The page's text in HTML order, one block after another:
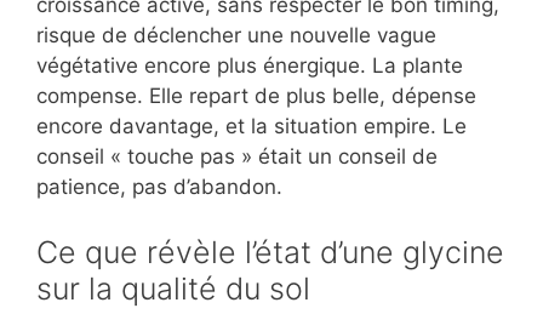
croissance active, sans respecter le bon timing,
risque de déclencher une nouvelle vague
végétative encore plus énergique. La plante
compense. Elle repart de plus belle, dépense
encore davantage, et la situation empire. Le
conseil « touche pas » était un conseil de
patience, pas d’abandon.
Ce que révèle l’état d’une glycine
sur la qualité du sol